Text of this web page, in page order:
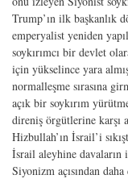
Trump’ın ilk başkanlık
emperyalist yeniden
soykırımcı bir devlet
için yükselince yara
normalleşme sırasına
açık bir soy­kırım
direniş örgütlerine karşı
Hizbullah’ın İsrail’i
İsrail aleyhine
Siyonizm açısından